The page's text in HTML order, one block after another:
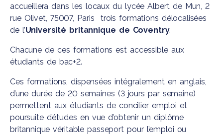
accueillera dans les locaux du lycée Albert de Mun, 2
rue Olivet, 75007, Paris trois formations délocalisées
de l’Université britannique de Coventry.
Chacune de ces formations est accessible aux
étudiants de bac+2.
Ces formations, dispensées intégralement en anglais,
d’une durée de 20 semaines (3 jours par semaine)
permettent aux étudiants de concilier emploi et
poursuite d’études en vue d’obtenir un diplôme
britannique véritable passeport pour l’emploi ou